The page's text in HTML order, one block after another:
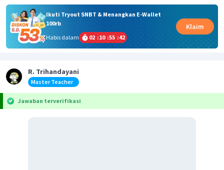
Ikuti Tryout SNBT & Menangkan E-Wallet
100rb
Habis dalam
02 :10 :55 :42
Klaim
R. Trihandayani
Master Teacher
Jawaban terverifikasi